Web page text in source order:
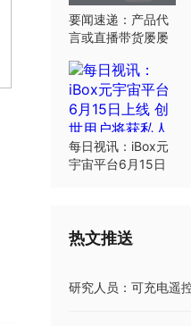
要闻速递：产品代
言或直播带货屡屡
弦明星要绷紧
每日视讯：iBox元
宇宙平台6月15日
热文推送